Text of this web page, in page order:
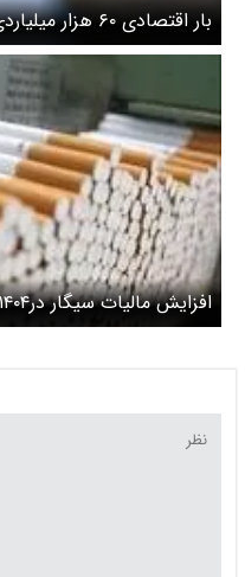
بار اقتصادی
بحران خاموش دخانیات در
افزایش مالیات سیگار در۱۴۰۴